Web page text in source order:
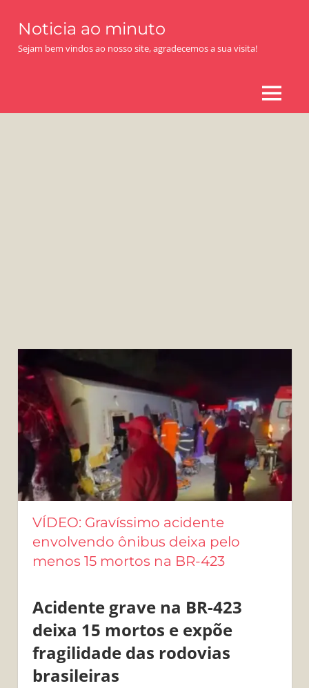
content
Noticia ao minuto
Sejam bem vindos ao nosso site, agradecemos a sua visita!
MENU
VÍDEO: Gravíssimo acidente
envolvendo ônibus deixa pelo
menos 15 mortos na BR-423
Acidente grave na BR-423
deixa 15 mortos e expõe
fragilidade das rodovias
brasileiras